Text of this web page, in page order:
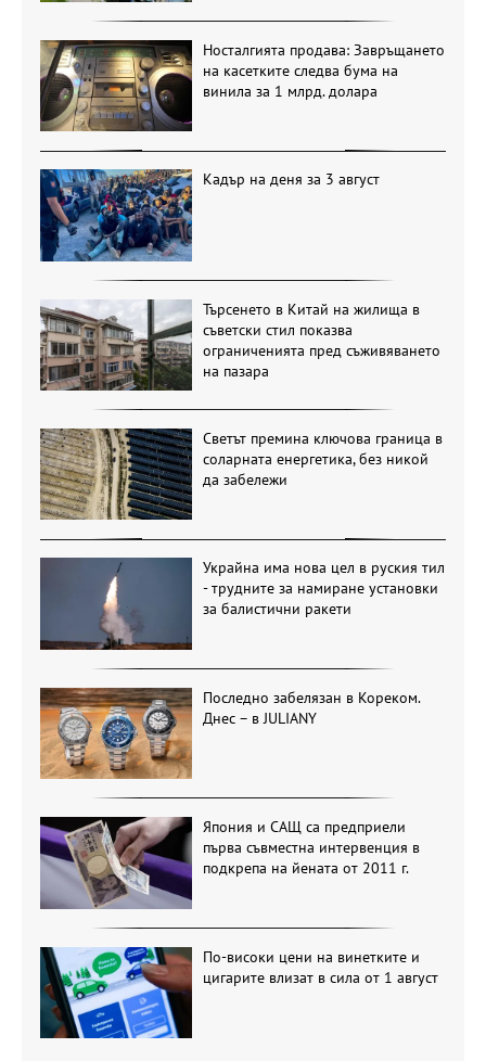
Носталгията продава: Завръщането
на касетките следва бума на
винила за 1 млрд. долара
Кадър на деня за 3 август
Търсенето в Китай на жилища в
съветски стил показва
ограниченията пред съживяването
на пазара
Светът премина ключова граница в
соларната енергетика, без никой
да забележи
Украйна има нова цел в руския тил
- трудните за намиране установки
за балистични ракети
Последно забелязан в Кореком.
Днес – в JULIANY
Япония и САЩ са предприели
първа съвместна интервенция в
подкрепа на йената от 2011 г.
По-високи цени на винетките и
цигарите влизат в сила от 1 август